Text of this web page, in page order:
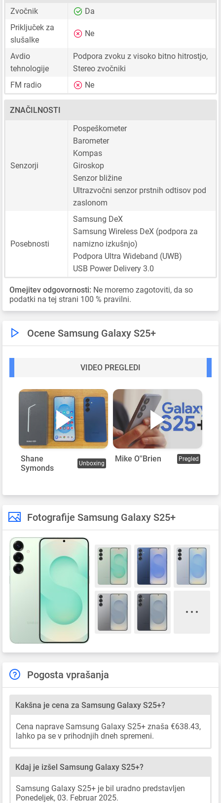
Zvočnik
Da
Priključek za
slušalke
Ne
Avdio
tehnologije
Podpora zvoku z visoko bitno hitrostjo,
Stereo zvočniki
FM radio
Ne
ZNAČILNOSTI
Senzorji
Pospeškometer
Barometer
Kompas
Giroskop
Senzor bližine
Ultrazvočni senzor prstnih odtisov pod
zaslonom
Posebnosti
Samsung DeX
Samsung Wireless DeX (podpora za
namizno izkušnjo)
Podpora Ultra Wideband (UWB)
USB Power Delivery 3.0
Omejitev odgovornosti: Ne moremo zagotoviti, da so
podatki na tej strani 100 % pravilni.
Ocene Samsung Galaxy S25+
VIDEO PREGLEDI
Shane
Symonds
Unboxing Mike O''Brien Pregled
Fotografije Samsung Galaxy S25+
Pogosta vprašanja
Kakšna je cena za Samsung Galaxy S25+?
Cena naprave Samsung Galaxy S25+ znaša €638.43,
lahko pa se v prihodnjih dneh spremeni.
Kdaj je izšel Samsung Galaxy S25+?
Samsung Galaxy S25+ je bil uradno predstavljen
Ponedeljek, 03. Februar 2025.